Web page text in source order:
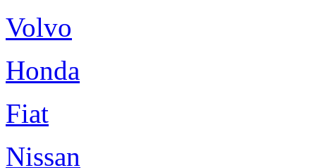
Volvo
Honda
Fiat
Nissan